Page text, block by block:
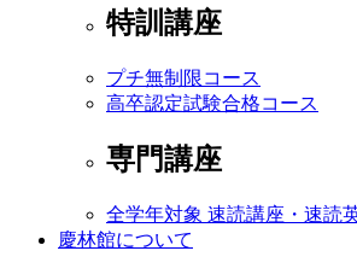
特訓講座
プチ無制限コース
高卒認定試験合格コース
専門講座
全学年対象 速読講座・速読
慶林館について